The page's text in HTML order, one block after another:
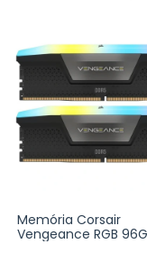
Memória Corsair
Vengeance RGB